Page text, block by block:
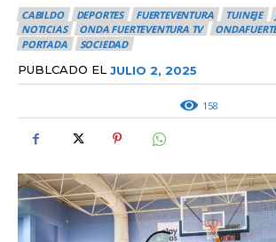
CABILDO DEPORTES FUERTEVENTURA TUINEJE
NOTICIAS
ONDA FUERTEVENTURA TV
PORTADA
SOCIEDAD
PUBLCADO EL JULIO 2, 2025
158